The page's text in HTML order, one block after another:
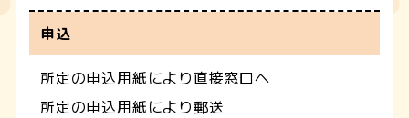
申込
所定の申込用紙により直接窓口へ
所定の申込用紙により郵送